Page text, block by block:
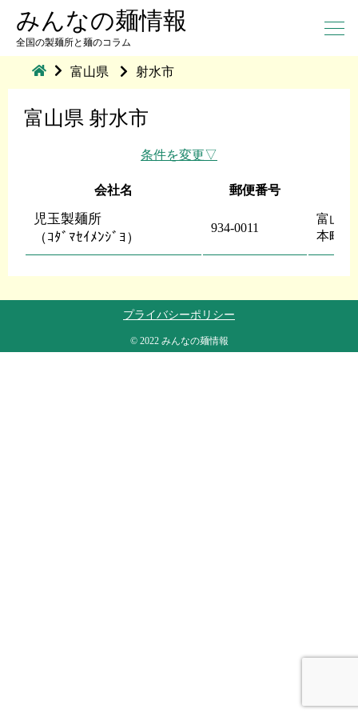
みんなの麺情報
全国の製麺所と麺のコラム
富山県 射水市
富山県 射水市
条件を変更
会社名 郵便番号
児玉製麺所
（ｺﾀﾞﾏｾｲﾒﾝｼﾞﾖ）
934-0011
富山県
本町
プライバシーポリシー
© 2022 みんなの麺情報